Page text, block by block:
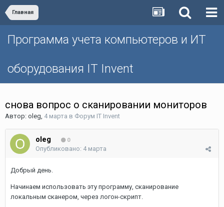
Главная
Программа учета компьютеров и ИТ
оборудования IT Invent
снова вопрос о сканировании мониторов
Автор: oleg, 4 марта в Форум IT Invent
oleg 0
Опубликовано: 4 марта
Добрый день.
Начинаем использовать эту программу, сканирование
локальным сканером, через логон-скрипт.